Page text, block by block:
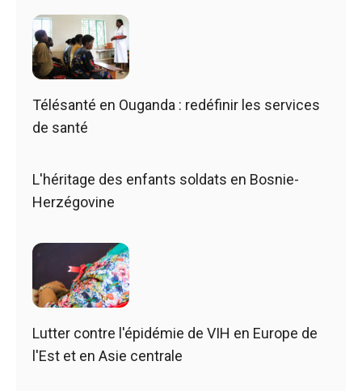
Télésanté en Ouganda : redéfinir les services
de santé
L'héritage des enfants soldats en Bosnie-
Herzégovine
Lutter contre l'épidémie de VIH en Europe de
l'Est et en Asie centrale